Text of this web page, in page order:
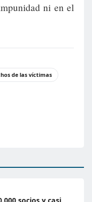
ni en el
de las víctimas
socios y casi